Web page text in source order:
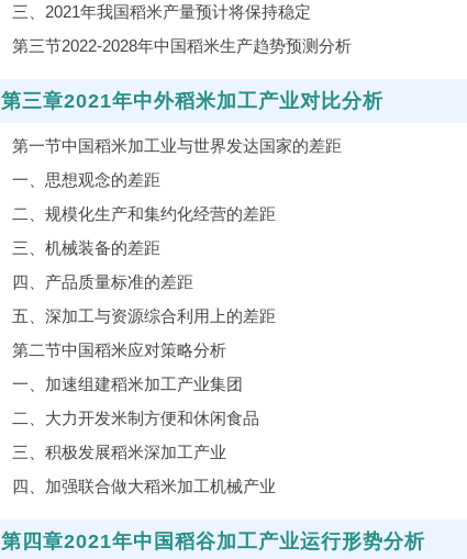
三、2021年我国稻米产量预计将保持稳定
第三节2022-2028年中国稻米生产趋势预测分析
第三章2021年中外稻米加工产业对比分析
第一节中国稻米加工业与世界发达国家的差距
一、思想观念的差距
二、规模化生产和集约化经营的差距
三、机械装备的差距
四、产品质量标准的差距
五、深加工与资源综合利用上的差距
第二节中国稻米应对策略分析
一、加速组建稻米加工产业集团
二、大力开发米制方便和休闲食品
三、积极发展稻米深加工产业
四、加强联合做大稻米加工机械产业
第四章2021年中国稻谷加工产业运行形势分析